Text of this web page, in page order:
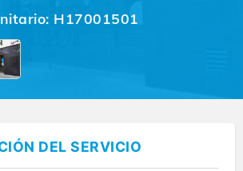
H17001501
DEL SERVICIO